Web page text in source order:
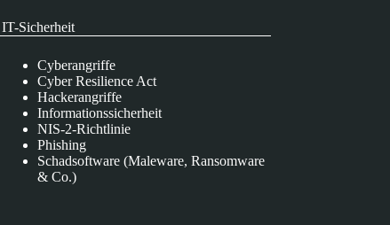
IT-Sicherheit
Cyberangriffe
Cyber Resilience Act
Hackerangriffe
Informationssicherheit
NIS-2-Richtlinie
Phishing
Schadsoftware (Maleware, Ransomware
& Co.)